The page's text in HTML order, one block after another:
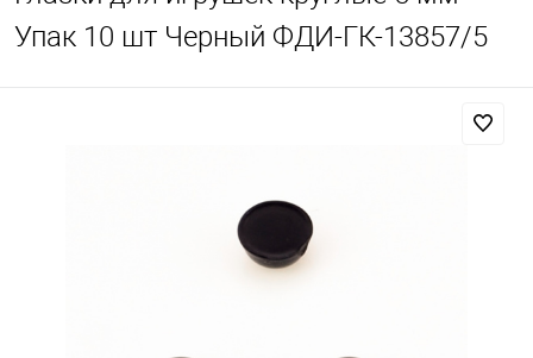
Упак 10 шт Черный ФДИ-ГК-13857/5